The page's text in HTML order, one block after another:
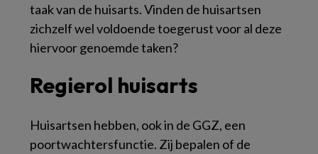
taak van de huisarts. Vinden de huisartsen
zichzelf wel voldoende toegerust voor al deze
hiervoor genoemde taken?
Regierol huisarts
Huisartsen hebben, ook in de GGZ, een
poortwachtersfunctie. Zij bepalen of de